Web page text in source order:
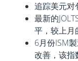
追踪美元对
最新的
平，较上月
6月份ISM
改善，该指